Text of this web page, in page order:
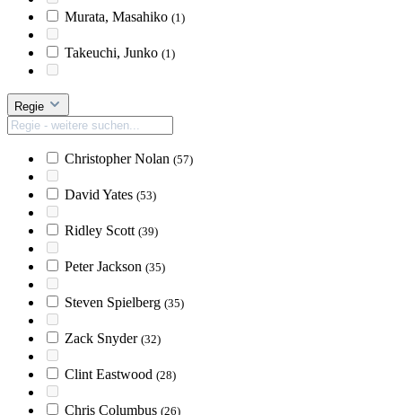
Murata, Masahiko (1)
Takeuchi, Junko (1)
Regie
Christopher Nolan (57)
David Yates (53)
Ridley Scott (39)
Peter Jackson (35)
Steven Spielberg (35)
Zack Snyder (32)
Clint Eastwood (28)
Chris Columbus (26)